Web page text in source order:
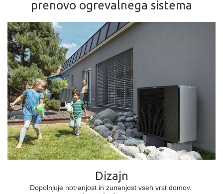
prenovo ogrevalnega sistema
Dizajn
Dopolnjuje notranjost in zunanjost vseh vrst domov.